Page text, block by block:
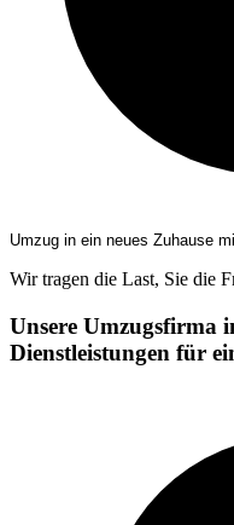
Umzug in ein neues Zuhause
Wir tragen die Last, Sie die
Unsere Umzugsfirma
Dienstleistungen für